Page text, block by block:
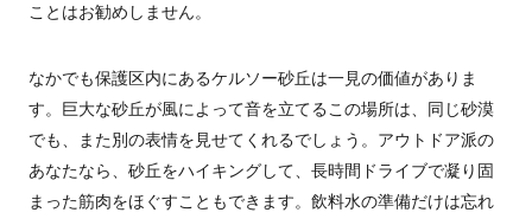
ことはお勧めしません。
なかでも保護区内にあるケルソー砂丘は一見の価値がありま
す。巨大な砂丘が風によって音を立てるこの場所は、同じ砂漠
でも、また別の表情を見せてくれるでしょう。アウトドア派の
あなたなら、砂丘をハイキングして、長時間ドライブで凝り固
まった筋肉をほぐすこともできます。飲料水の準備だけは忘れ